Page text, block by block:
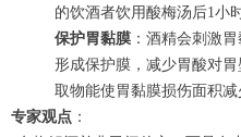
的饮酒者饮用酸梅汤后1小
保护胃黏膜 ：酒精会刺激
形成保护膜，减少胃酸对
取物能使胃黏膜损伤面积减
专家观点 ：